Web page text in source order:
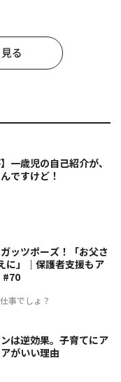
る
一歳児の自己紹介が、
ですけど！
事でしょ？
ッツポーズ！「お父さ
に」｜保護者支援もア
#70
は逆効果。子育てにア
がいい理由